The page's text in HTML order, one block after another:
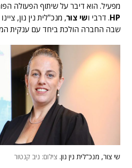
מפעיל. הוא דיבר על שיתוף הפעולה
HP. דרבי ושי צור, מנכ"לית נין נון,
שבה החברה הולכת ביחד עם ענקית
שי צור, מנכ"לית נין נון. צילום: ניב קנטור